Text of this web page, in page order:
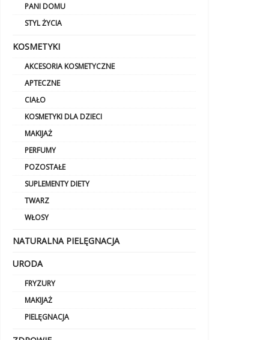
PANI DOMU
STYL ŻYCIA
KOSMETYKI
AKCESORIA KOSMETYCZNE
APTECZNE
CIAŁO
KOSMETYKI DLA DZIECI
MAKIJAŻ
PERFUMY
POZOSTAŁE
SUPLEMENTY DIETY
TWARZ
WŁOSY
NATURALNA PIELĘGNACJA
URODA
FRYZURY
MAKIJAŻ
PIELĘGNACJA